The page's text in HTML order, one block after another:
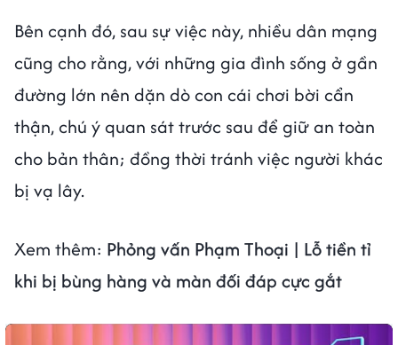
Bên cạnh đó, sau sự việc này, nhiều dân mạng
cũng cho rằng, với những gia đình sống ở gần
đường lớn nên dặn dò con cái chơi bời cẩn
thận, chú ý quan sát trước sau để giữ an toàn
cho bản thân; đồng thời tránh việc người khác
bị vạ lây.
Xem thêm: Phỏng vấn Phạm Thoại | Lỗ tiền tỉ
khi bị bùng hàng và màn đối đáp cực gắt